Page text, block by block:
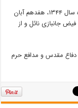
جانباز «خسرو دمیرچلی» متولد هفتم اردیبهشت ماه سال ۱۳۴۴، هفدهم آبان
به فیض جانبازی نائل و از
و ۲۵۰ شهید در دوران دفاع مقدس و مدافع حرم